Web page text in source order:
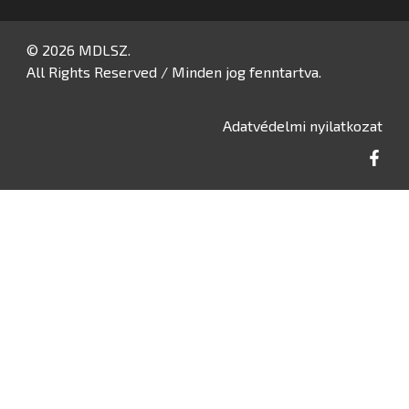
© 2026 MDLSZ.
All Rights Reserved / Minden jog fenntartva.
Adatvédelmi nyilatkozat